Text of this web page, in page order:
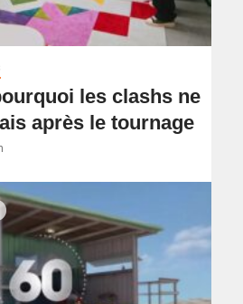
les clashs ne
après le tournage